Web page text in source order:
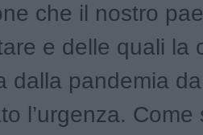
che il nostro
e delle quali la
dalla pandemia
l’urgenza.